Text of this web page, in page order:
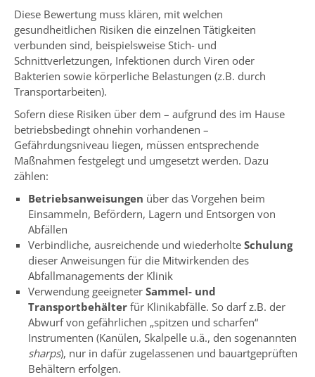
Diese Bewertung muss klären, mit welchen
gesundheitlichen Risiken die einzelnen Tätigkeiten
verbunden sind, beispielsweise Stich- und
Schnittverletzungen, Infektionen durch Viren oder
Bakterien sowie körperliche Belastungen (z.B. durch
Transportarbeiten).
Sofern diese Risiken über dem – aufgrund des im Hause
betriebsbedingt ohnehin vorhandenen –
Gefährdungsniveau liegen, müssen entsprechende
Maßnahmen festgelegt und umgesetzt werden. Dazu
zählen:
Betriebsanweisungen über das Vorgehen beim
Einsammeln, Befördern, Lagern und Entsorgen von
Abfällen
Verbindliche, ausreichende und wiederholte Schulung
dieser Anweisungen für die Mitwirkenden des
Abfallmanagements der Klinik
Verwendung geeigneter Sammel- und
Transportbehälter für Klinikabfälle. So darf z.B. der
Abwurf von gefährlichen „spitzen und scharfen“
Instrumenten (Kanülen, Skalpelle u.ä., den sogenannten
sharps), nur in dafür zugelassenen und bauartgeprüften
Behältern erfolgen.